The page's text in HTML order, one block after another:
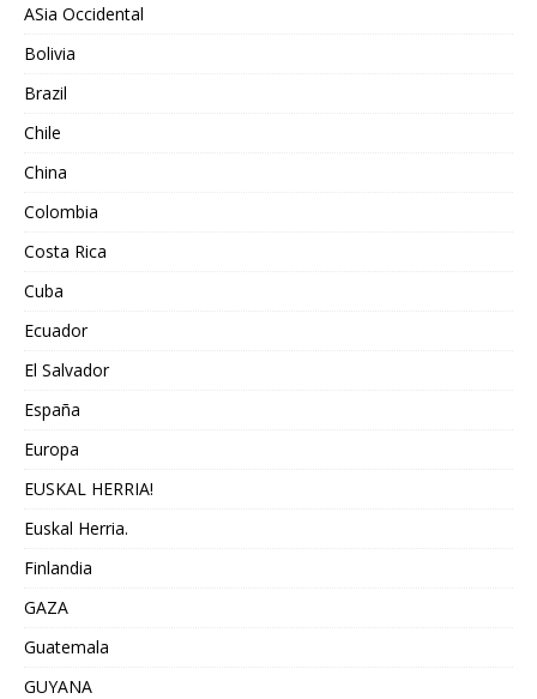
ASia Occidental
Bolivia
Brazil
Chile
China
Colombia
Costa Rica
Cuba
Ecuador
El Salvador
España
Europa
EUSKAL HERRIA!
Euskal Herria.
Finlandia
GAZA
Guatemala
GUYANA